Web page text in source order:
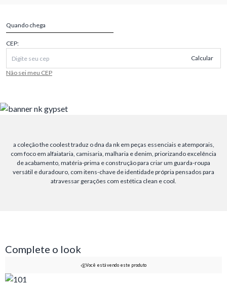
Quando chega
CEP:
Calcular
Não sei meu CEP
a coleção the coolest traduz o dna da nk em peças essenciais e atemporais,
com foco em alfaiataria, camisaria, malharia e denim, priorizando excelência
de acabamento, matéria-prima e construção para criar um guarda-roupa
versátil e duradouro, com itens-chave de identidade própria pensados para
atravessar gerações com estética clean e cool.
Complete o look
Você está vendo este produto